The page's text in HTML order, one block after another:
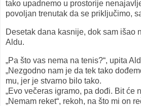
tako upadnemo u prostorije
povoljan trenutak da se priključimo,
Desetak dana kasnije, dok sam išao
Aldu.
„Pa što vas nema na tenis?“, upita
„Nezgodno nam je da tek tako
mu, jer je stvarno bilo tako.
„Evo večeras igramo, pa dođi. Bit će
„Nemam reket“, rekoh, na što mi on